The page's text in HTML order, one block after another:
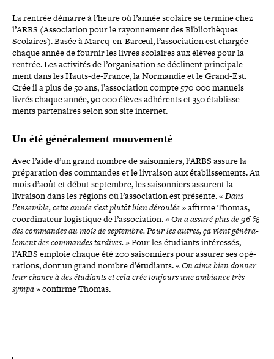
La rentrée démarre à l’heure où l’année scolaire se termine chez
l’ARBS (Association pour le rayon­ne­ment des Bibliothèques
Scolaires). Basée à Marcq-​en-​Barœul, l’association est chargée
chaque année de fournir les livres scolaires aux élèves pour la
rentrée. Les activités de l’organisation se déclinent prin­ci­pa­le­
ment dans les Hauts-​de-​France, la Normandie et le Grand-​Est.
Crée il a plus de 50 ans, l’association compte 570 000 manuels
livrés chaque année, 90 000 élèves adhérents et 350 éta­blis­se­
ments par­te­naires selon son site internet.
Un été géné­ra­le­ment mouvementé
Avec l’aide d’un grand nombre de sai­son­niers, l’ARBS assure la
pré­pa­ra­tion des commandes et le livraison aux éta­blis­se­ments. Au
mois d’août et début septembre, les sai­son­niers assurent la
livraison dans les régions où l’association est présente. «Dans
l’ensemble, cette année s’est plutôt bien déroulée» affirme Thomas,
coor­di­na­teur logis­tique de l’association. «On a assuré plus de 96 %
des commandes au mois de septembre. Pour les autres, ça vient géné­ra­
le­ment des commandes tardives.» Pour les étudiants inté­res­sés,
l’ARBS emploie chaque été 200 sai­son­niers pour assurer ses opé­
ra­tions, dont un grand nombre d’étudiants. «On aime bien donner
leur chance à des étudiants et cela crée toujours une ambiance très
sympa» confirme Thomas.